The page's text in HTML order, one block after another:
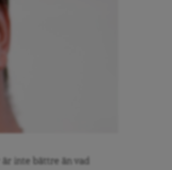
inte bättre än vad